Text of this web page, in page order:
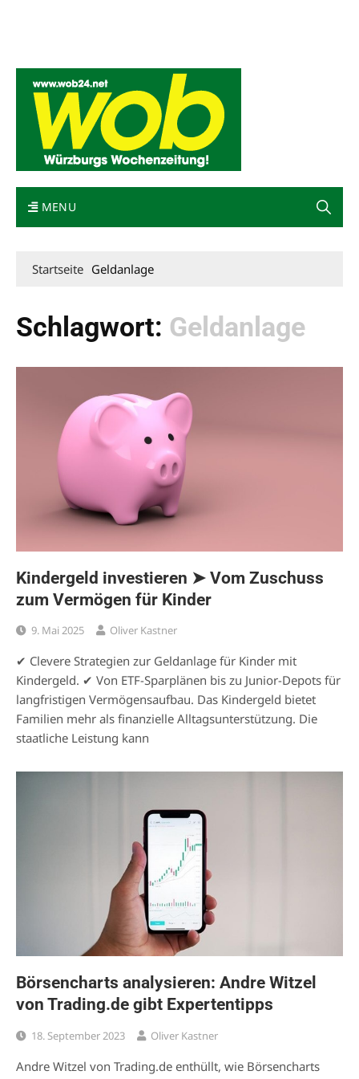
MENU
Startseite Geldanlage
Schlagwort: Geldanlage
Kindergeld investieren ➤ Vom Zuschuss
zum Vermögen für Kinder
9. Mai 2025 Oliver Kastner
✔ Clevere Strategien zur Geldanlage für Kinder mit
Kindergeld. ✔ Von ETF-Sparplänen bis zu Junior-Depots für
langfristigen Vermögensaufbau. Das Kindergeld bietet
Familien mehr als finanzielle Alltagsunterstützung. Die
staatliche Leistung kann
Börsencharts analysieren: Andre Witzel
von Trading.de gibt Expertentipps
18. September 2023 Oliver Kastner
Andre Witzel von Trading.de enthüllt, wie Börsencharts